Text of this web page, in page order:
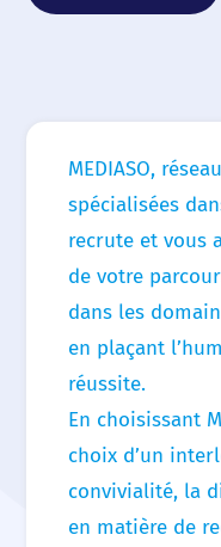
MEDIASO,
spécialisées
recrute et vous
de votre
dans les
en plaçant
réussite.
En choisissant
choix d’un
convivialité, la
en matière de